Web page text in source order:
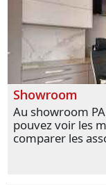
Showroom
Au showroom
pouvez voir les
comparer les
transformer